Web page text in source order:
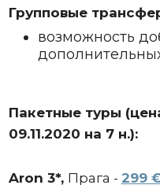
Групповые
возможность
Пакетные туры
09.11.2020 на 7 н.):
Aron 3*, Прага - 299